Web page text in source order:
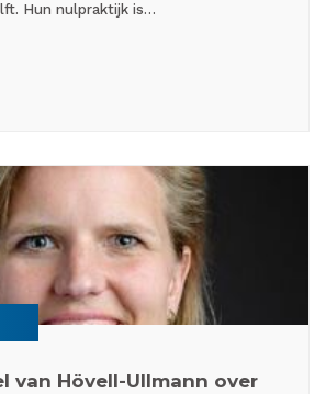
Hun nulpraktijk is…
van Hövell-Ullmann over